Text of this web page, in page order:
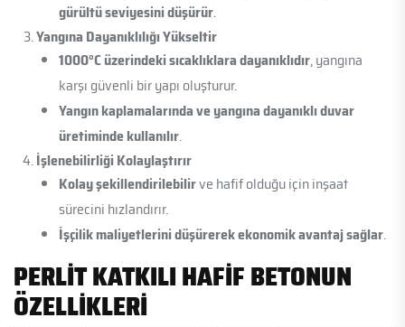
gürültü seviyesini düşürür.
Yangına Dayanıklılığı Yükseltir
1000°C üzerindeki sıcaklıklara dayanıklıdır, yangına
karşı güvenli bir yapı oluşturur.
Yangın kaplamalarında ve yangına dayanıklı duvar
üretiminde kullanılır.
İşlenebilirliği Kolaylaştırır
Kolay şekillendirilebilirve hafif olduğu için inşaat
sürecini hızlandırır.
İşçilik maliyetlerini düşürerek ekonomik avantaj sağlar.
PERLIT KATKILI HAFIF BETONUN
ÖZELLIKLERI